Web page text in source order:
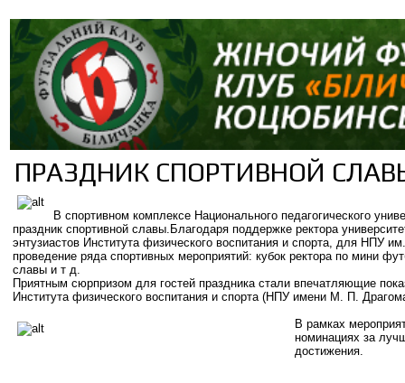
ПРАЗДНИК СПОРТИВНОЙ
В спортивном комплексе Национального педагогического
праздник спортивной славы. Благодаря поддержке ректора
энтузиастов Института физического воспитания и спорта, для НПУ
проведение ряда спортивных мероприятий: кубок ректора по мини
славы и т д.
Приятным сюрпризом для гостей праздника стали впечатляющие
Института физического воспитания и спорта (НПУ имени М. П.
В рамках
номинациях за
достижения.